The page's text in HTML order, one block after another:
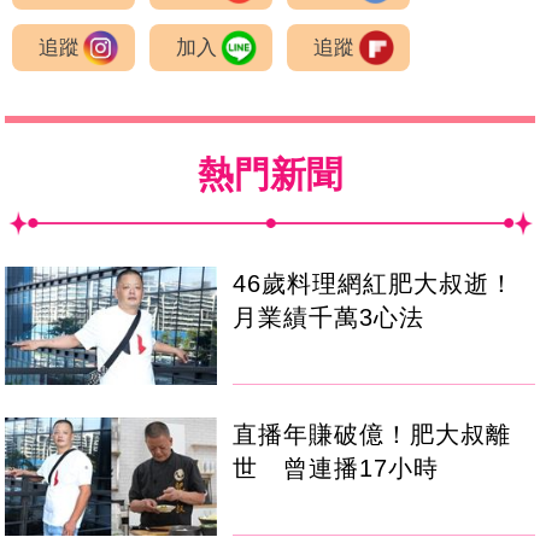
追蹤 加入 追蹤
熱門新聞
46歲料理網紅肥大叔逝！
月業績千萬3心法
直播年賺破億！肥大叔離
世 曾連播17小時